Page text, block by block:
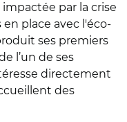
par la crise
place avec l'éco-
ses premiers
l’un de ses
directement
des